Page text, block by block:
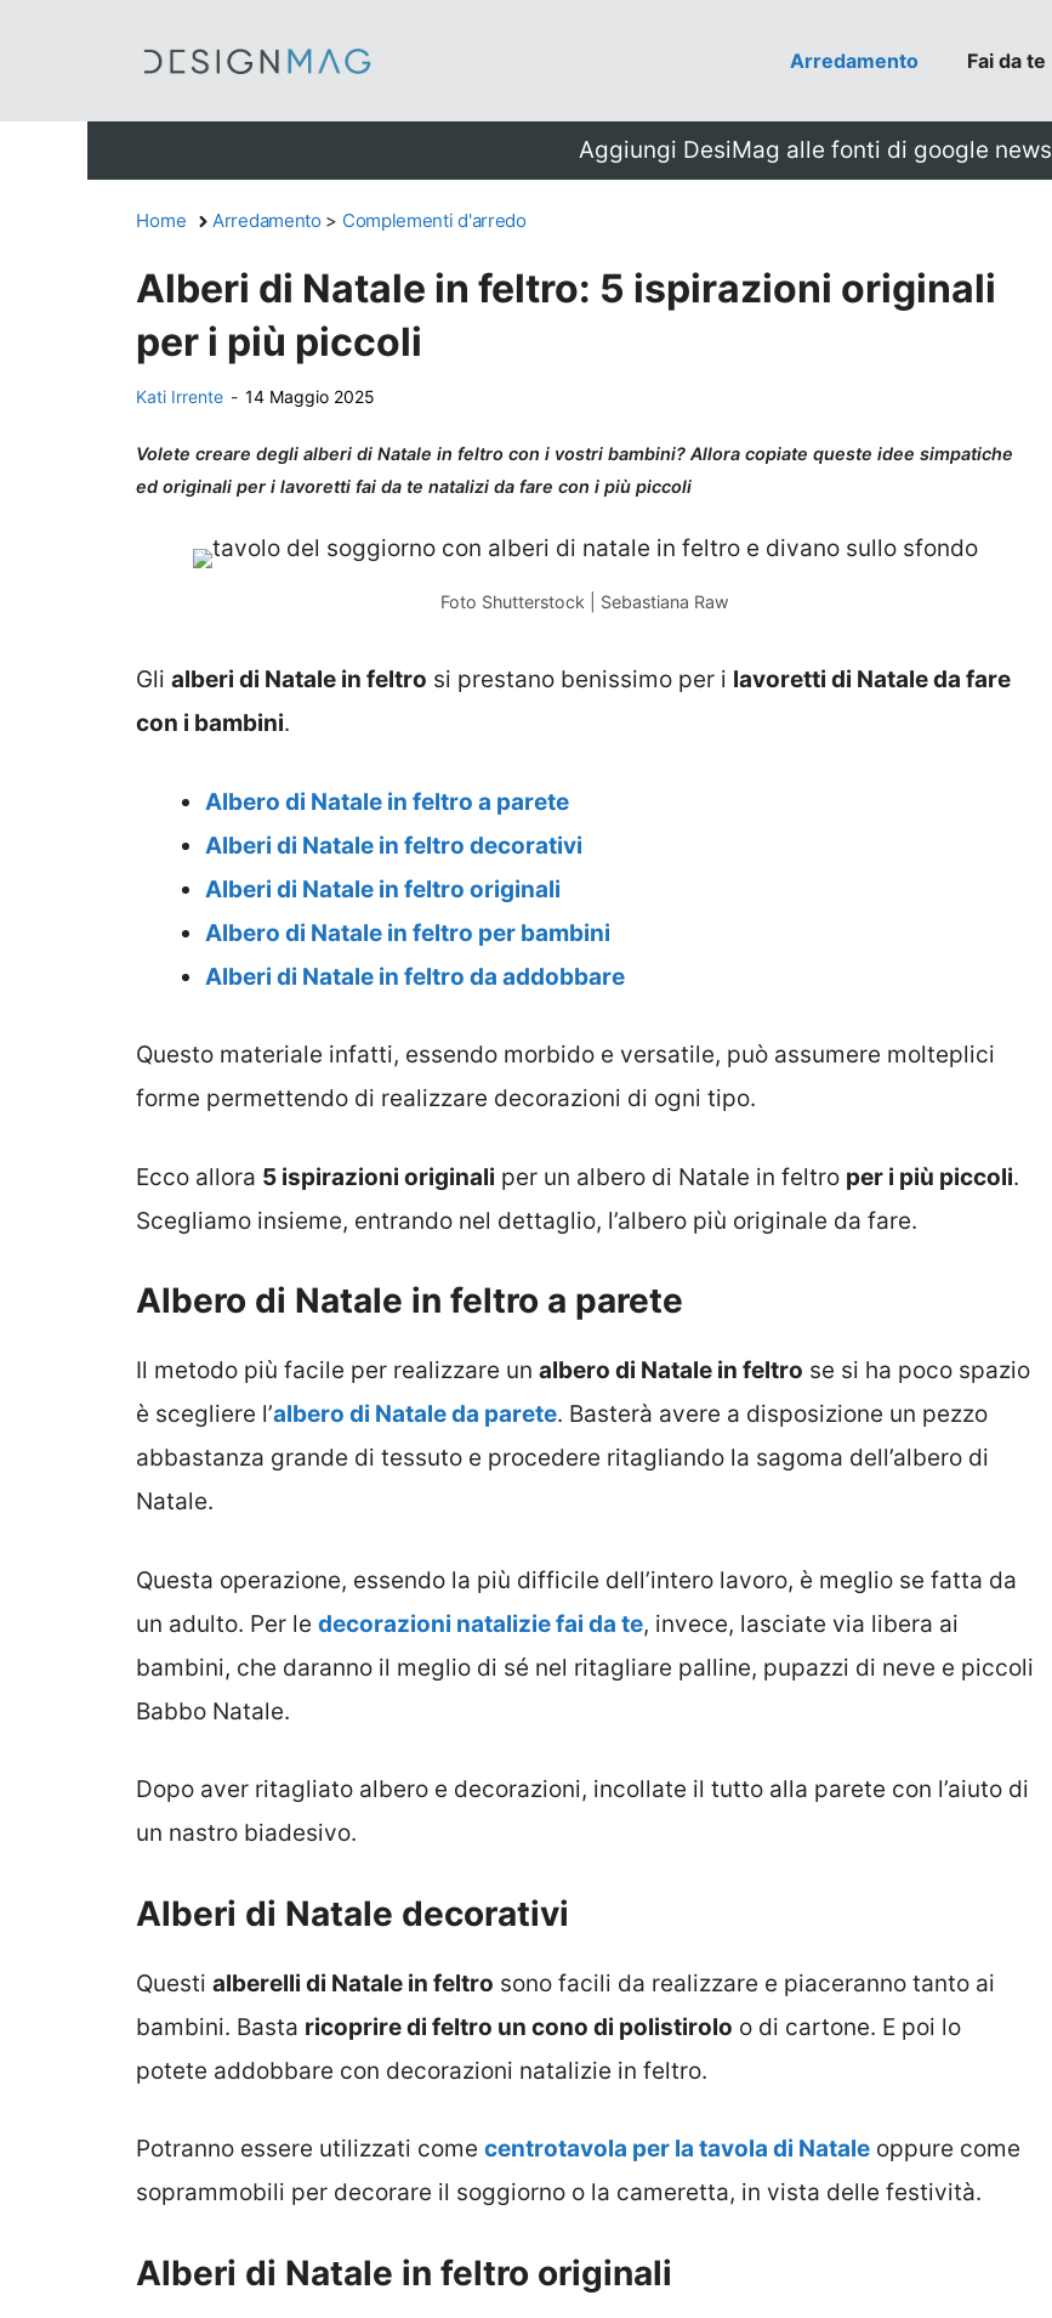
Arredamento Fai da te
Aggiungi DesiMag alle fonti di google news
Home Arredamento > Complementi d'arredo
Alberi di Natale in feltro: 5 ispirazioni originali
per i più piccoli
Kati Irrente - 14 Maggio 2025
Volete creare degli alberi di Natale in feltro con i vostri bambini? Allora copiate queste idee simpatiche
ed originali per i lavoretti fai da te natalizi da fare con i più piccoli
Foto Shutterstock | Sebastiana Raw
Gli alberi di Natale in feltro si prestano benissimo per i lavoretti di Natale da fare
con i bambini.
Albero di Natale in feltro a parete
Alberi di Natale in feltro decorativi
Alberi di Natale in feltro originali
Albero di Natale in feltro per bambini
Alberi di Natale in feltro da addobbare
Questo materiale infatti, essendo morbido e versatile, può assumere molteplici
forme permettendo di realizzare decorazioni di ogni tipo.
Ecco allora 5 ispirazioni originali per un albero di Natale in feltro per i più piccoli.
Scegliamo insieme, entrando nel dettaglio, l’albero più originale da fare.
Albero di Natale in feltro a parete
Il metodo più facile per realizzare un albero di Natale in feltro se si ha poco spazio
è scegliere l’albero di Natale da parete. Basterà avere a disposizione un pezzo
abbastanza grande di tessuto e procedere ritagliando la sagoma dell’albero di
Natale.
Questa operazione, essendo la più difficile dell’intero lavoro, è meglio se fatta da
un adulto. Per le decorazioni natalizie fai da te, invece, lasciate via libera ai
bambini, che daranno il meglio di sé nel ritagliare palline, pupazzi di neve e piccoli
Babbo Natale.
Dopo aver ritagliato albero e decorazioni, incollate il tutto alla parete con l’aiuto di
un nastro biadesivo.
Alberi di Natale decorativi
Questi alberelli di Natale in feltro sono facili da realizzare e piaceranno tanto ai
bambini. Basta ricoprire di feltro un cono di polistirolo o di cartone. E poi lo
potete addobbare con decorazioni natalizie in feltro.
Potranno essere utilizzati come centrotavola per la tavola di Natale oppure come
soprammobili per decorare il soggiorno o la cameretta, in vista delle festività.
Alberi di Natale in feltro originali